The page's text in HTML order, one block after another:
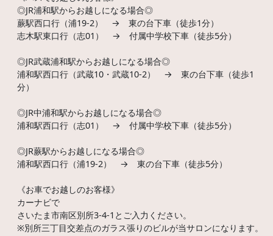
◎JR浦和駅からお越しになる場合◎
蕨駅西口行（浦19-2） → 東の台下車（徒歩1分）
志木駅東口行（志01） → 付属中学校下車（徒歩5分）
◎JR武蔵浦和駅からお越しになる場合◎
浦和駅西口行（武蔵10・武蔵10-2） → 東の台下車（徒歩1
分）
◎JR中浦和駅からお越しになる場合◎
浦和駅西口行（志01） → 付属中学校下車（徒歩5分）
◎JR蕨駅からお越しになる場合◎
浦和駅西口行（浦19-2） → 東の台下車（徒歩5分）
《お車でお越しのお客様》
カーナビで
さいたま市南区別所3-4-1とご入力ください。
※別所三丁目交差点のガラス張りのビルが当サロンになります。